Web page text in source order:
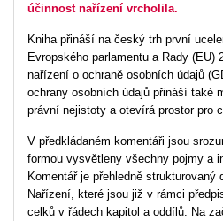
účinnost nařízení vrcholila.
Kniha přináší na český trh první
Evropského parlamentu a Rady (EU)
nařízení o ochraně osobních údajů
ochrany osobních údajů přináší také
právní nejistoty a otevírá prostor pro
V předkládaném komentáři jsou
formou vysvětleny všechny pojmy a
Komentář je přehledně strukturovaný
Nařízení, které jsou již v rámci
celků v řádech kapitol a oddílů. Na